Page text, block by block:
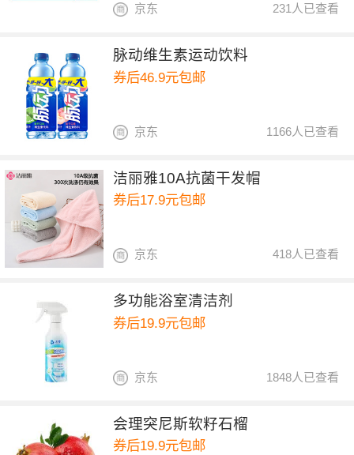
231人已查看
京东
脉动维生素运动饮料
券后46.9元包邮
1166人已查看
京东
洁丽雅10A抗菌干发帽
券后17.9元包邮
418人已查看
京东
多功能浴室清洁剂
券后19.9元包邮
1848人已查看
京东
会理突尼斯软籽石榴
券后19.9元包邮